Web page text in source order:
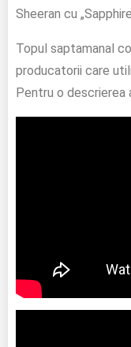
Sheeran cu
Topul saptamanal
producatorii care
Pentru o descrierea